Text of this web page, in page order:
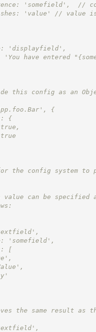
'somefield',  //
'value' // value is
'displayfield',
have entered
config as an
{
{
system to
be specified as a
'somefield',
[
same result as the